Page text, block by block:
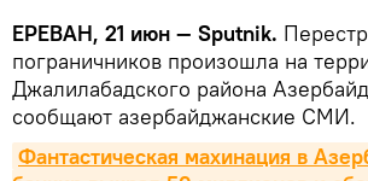
ЕРЕВАН, 21 июн — Sputnik.
пограничников произошла на
Джалилабадского района
сообщают азербайджанские СМИ.
Фантастическая махинация в